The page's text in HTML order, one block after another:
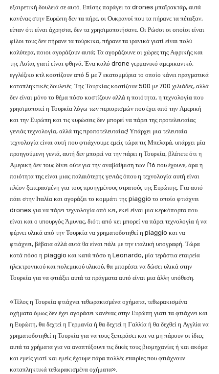
εξαιρετική δουλειά σε αυτό. Επίσης παράγει τα drones μπαϊρακτάρ, αυτά
κανένας στην Ευρώπη δεν τα πήρε, οι Ουκρανοί που τα πήρανε τα πέταξαν,
είπαν ότι είναι άχρηστα, δεν τα χρησιμοποιήσανε. Οι Ρώσοι οι οποίοι είναι
φίλοι τους δεν πήρανε τα τούρκικα, πήρανε τα ιρανικά γιατί είναι πολύ
καλύτερα, ποιοι αγοράζουν αυτά; Τα αγοράζουνε οι χώρες της Αφρικής και
της Ασίας γιατί είναι φθηνά. Ένα καλό drone γερμανικό αμερικανικό,
εγγλέζικο κτλ κοστίζουν από 5 με 7 εκατομμύρια το οποίο κάνει πραγματικά
καταπληκτικές δουλειές. Της Τουρκίας κοστίζουν 500 με 700 χιλιάδες, αλλά
δεν είναι μόνο το θέμα πόσο κοστίζουν αλλά η ποιότητα, η τεχνολογία που
χρησιμοποιεί η Τουρκία λόγω των περιορισμών που έχει από την Αμερική
και την Ευρώπη και τις κυρώσεις δεν μπορεί να πάρει της προτελευταίας
γενιάς τεχνολογία, αλλά της προποτελευταίας! Υπάρχει μια τελευταία
τεχνολογία είναι αυτή που φτιάχνουμε εμείς τώρα τις Μπελαρά, υπάρχει μία
προηγούμενη γενιά, αυτή δεν μπορεί να την πάρει η Τουρκία, βλέπετε ότι η
Αμερική δεν τους δίνει ούτε για την αναβάθμιση των f16 που έχουνε, άρα η
ποιότητα της είναι μιας παλαιότερης γενιάς όπου η τεχνολογία αυτή είναι
πλέον ξεπερασμένη για τους προηγμένους στρατούς της Ευρώπης. Για αυτό
πάει στην Ιταλία και αγοράζει το κομμάτι της piaggio το οποίο φτιάχνει
drones για να πάρει τεχνολογία από κει, εκεί είναι μια κερκόπορτα που
είναι και ο υπουργός Άμυνας, διότι από κει μπορεί να πάρει τεχνολογία ή να
φέρνει υλικά από την Τουρκία να χρηματοδοτηθεί η piaggio και να
φτιάχνει, βέβαια αλλά αυτά θα είναι πάλι με την ιταλική υπογραφή. Τώρα
κατά πόσο η piaggio και κατά πόσο η Leonardo, μία τεράστια εταιρεία
ηλεκτρονικού και πολεμικού υλικού, θα μπορέσει να δώσει υλικά στην
Τουρκία για να φτιάξει αυτά τα πράγματα αυτό είναι μια άλλη υπόθεση.
«Τέλος η Τουρκία φτιάχνει τεθωρακισμένα οχήματα, τεθωρακισμένα
οχήματα όμως δεν έχει αγοράσει κανένας στην Ευρώπη γιατι τα φτιάχνει και
η Ευρώπη, θα δεχτεί η Γερμανία ή θα δεχτεί η Γαλλία ή θα δεχθεί η Αγγλία να
χρηματοδοτηθεί η Τουρκία για να τους ξεπεράσει και να μη πάρουν οι ίδιες
αυτά τα χρήματα για να αναπτύξουνε τις δικές τους βιομηχανίες ή και ακόμα
και εμείς γιατί και εμείς έχουμε πάρα πολλές εταιρίες που φτιάχνουν
καταπληκτικά τεθωρακισμένα οχήματα».